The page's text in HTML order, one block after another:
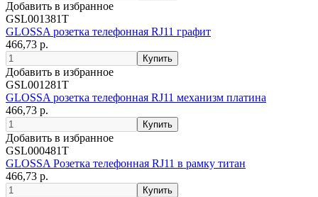
Добавить в избранное
GSL001381T
GLOSSA розетка телефонная RJ11 графит
466,73 р.
Добавить в избранное
GSL001281T
GLOSSA розетка телефонная RJ11 механизм платина
466,73 р.
Добавить в избранное
GSL000481T
GLOSSA Розетка телефонная RJ11 в рамку титан
466,73 р.